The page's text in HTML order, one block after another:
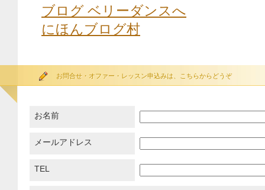
にほんブログ村
お問合せ・オファー・レッスン申込みは、こちらからどうぞ
お名前
メールアドレス
TEL